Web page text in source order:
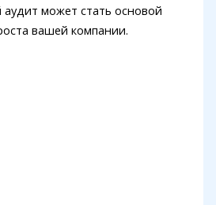
может стать основой
вашей компании.